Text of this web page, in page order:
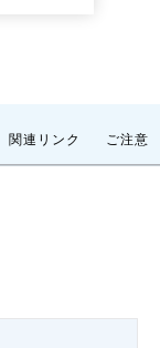
関連リンク ご注意